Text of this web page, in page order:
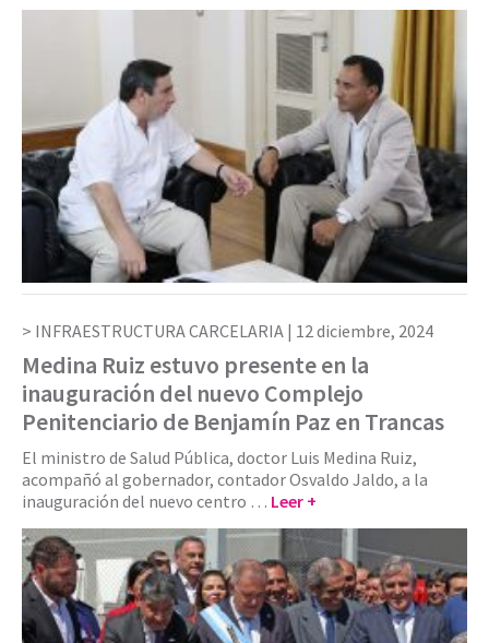
INFRAESTRUCTURA CARCELARIA | 12 diciembre, 2024
Medina Ruiz estuvo presente en la
inauguración del nuevo Complejo
Penitenciario de Benjamín Paz en Trancas
El ministro de Salud Pública, doctor Luis Medina Ruiz,
acompañó al gobernador, contador Osvaldo Jaldo, a la
inauguración del nuevo centro … Leer +